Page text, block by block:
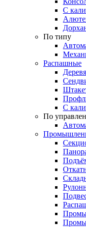
С
По типу
Распашные
С
По